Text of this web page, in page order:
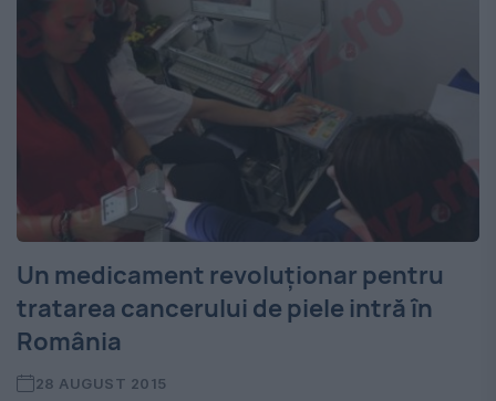
Un medicament revoluționar pentru
tratarea cancerului de piele intră în
România
28 AUGUST 2015